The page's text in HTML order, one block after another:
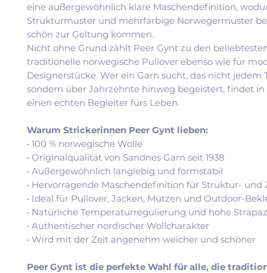
eine außergewöhnlich klare Maschendefinition,
Strukturmuster und mehrfarbige Norwegermuster
schön zur Geltung kommen.
Nicht ohne Grund zählt Peer Gynt zu den
traditionelle norwegische Pullover ebenso wie für
Designerstücke. Wer ein Garn sucht, das nicht jedem
sondern über Jahrzehnte hinweg begeistert, findet in
einen echten Begleiter fürs Leben.
Warum Strickerinnen Peer Gynt lieben:
• 100 % norwegische Wolle
• Originalqualität von Sandnes Garn seit 1938
• Außergewöhnlich langlebig und formstabil
• Hervorragende Maschendefinition für Struktur- und
• Ideal für Pullover, Jacken, Mützen und Outdoor-
• Natürliche Temperaturregulierung und hohe
• Authentischer nordischer Wollcharakter
• Wird mit der Zeit angenehm weicher und schöner
Peer Gynt ist die perfekte Wahl für alle, die